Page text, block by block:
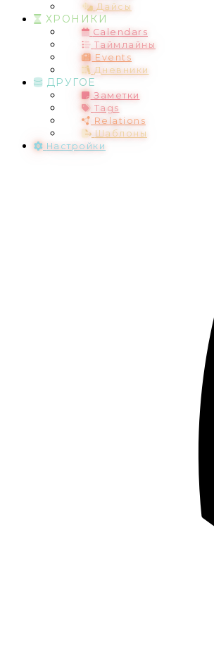
Дайсы
ХРОНИКИ
Calendars
Таймлайны
Events
Дневники
ДРУГОЕ
Заметки
Tags
Relations
Шаблоны
Настройки